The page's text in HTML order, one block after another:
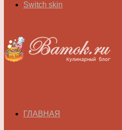
Switch skin
ГЛАВНАЯ